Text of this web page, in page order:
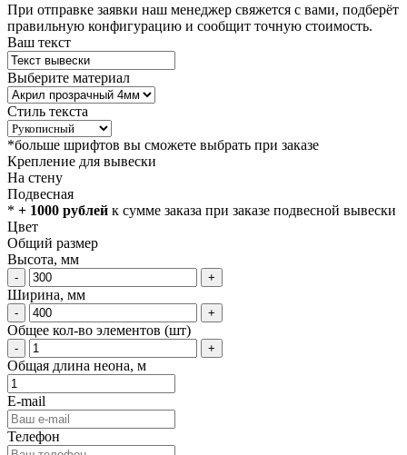
При отправке заявки наш менеджер свяжется с вами, подберёт
правильную конфигурацию и сообщит точную стоимость.
Ваш текст
Выберите материал
Стиль текста
*больше шрифтов вы сможете выбрать при заказе
Крепление для вывески
На стену
Подвесная
* + 1000 рублей к сумме заказа при заказе подвесной вывески
Цвет
Общий размер
Высота, мм
- +
Ширина, мм
- +
Общее кол-во элементов (шт)
- +
Общая длина неона, м
E-mail
Телефон